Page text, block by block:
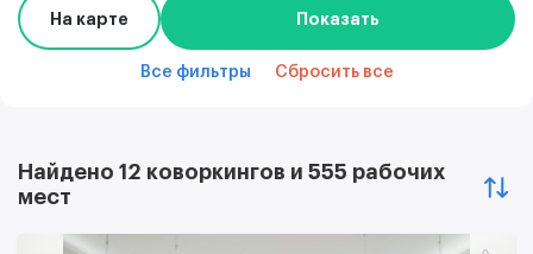
На карте Показать
Все фильтры Сбросить все
Найдено 12 коворкингов и 555 рабочих
мест